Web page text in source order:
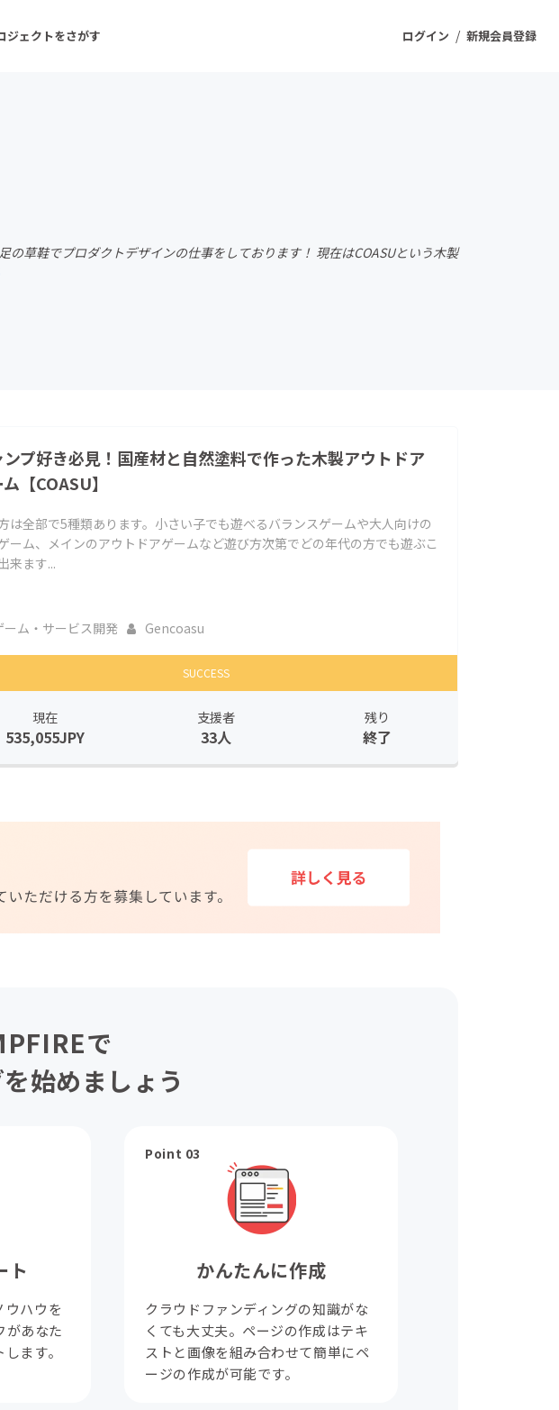
ログイン / 新規会員登録
ジェクトをさがす
フード・飲食店
ファッション
ya コミュニティ
の草鞋でプロダクトデザインの仕事をしております！ 現在はCOASUという木製
ンプ好き必見！国産材と自然塗料で作った木製アウトドア
【COASU】
は全部で5種類あります。小さい子でも遊べるバランスゲームや大人向けの
ーム、メインのアウトドアゲームなど遊び方次第でどの年代の方でも遊ぶこ
来ます...
ーム・サービス開発 Gencoasu
SUCCESS
現在
535,055JPY
支援者
33人
残り
終了
で
始めましょう
ト
ウハウを
があなた
ます。
Point 03
かんたんに作成
クラウドファンディングの知識がな
くても大丈夫。ページの作成はテキ
ストと画像を組み合わせて簡単にペ
ージの作成が可能です。